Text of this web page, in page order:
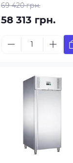
69 420 грн.
58 313 грн.